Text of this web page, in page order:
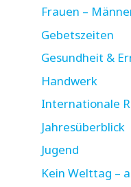
Frauen –
Gebetszeiten
Gesundheit &
Handwerk
Internationale
Jahresüberblick
Jugend
Kein Welttag –